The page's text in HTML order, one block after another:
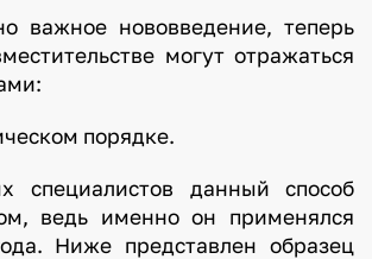
важное нововведение, теперь
могут отражаться
порядке.
специалистов данный способ
ведь именно он применялся
Ниже представлен образец